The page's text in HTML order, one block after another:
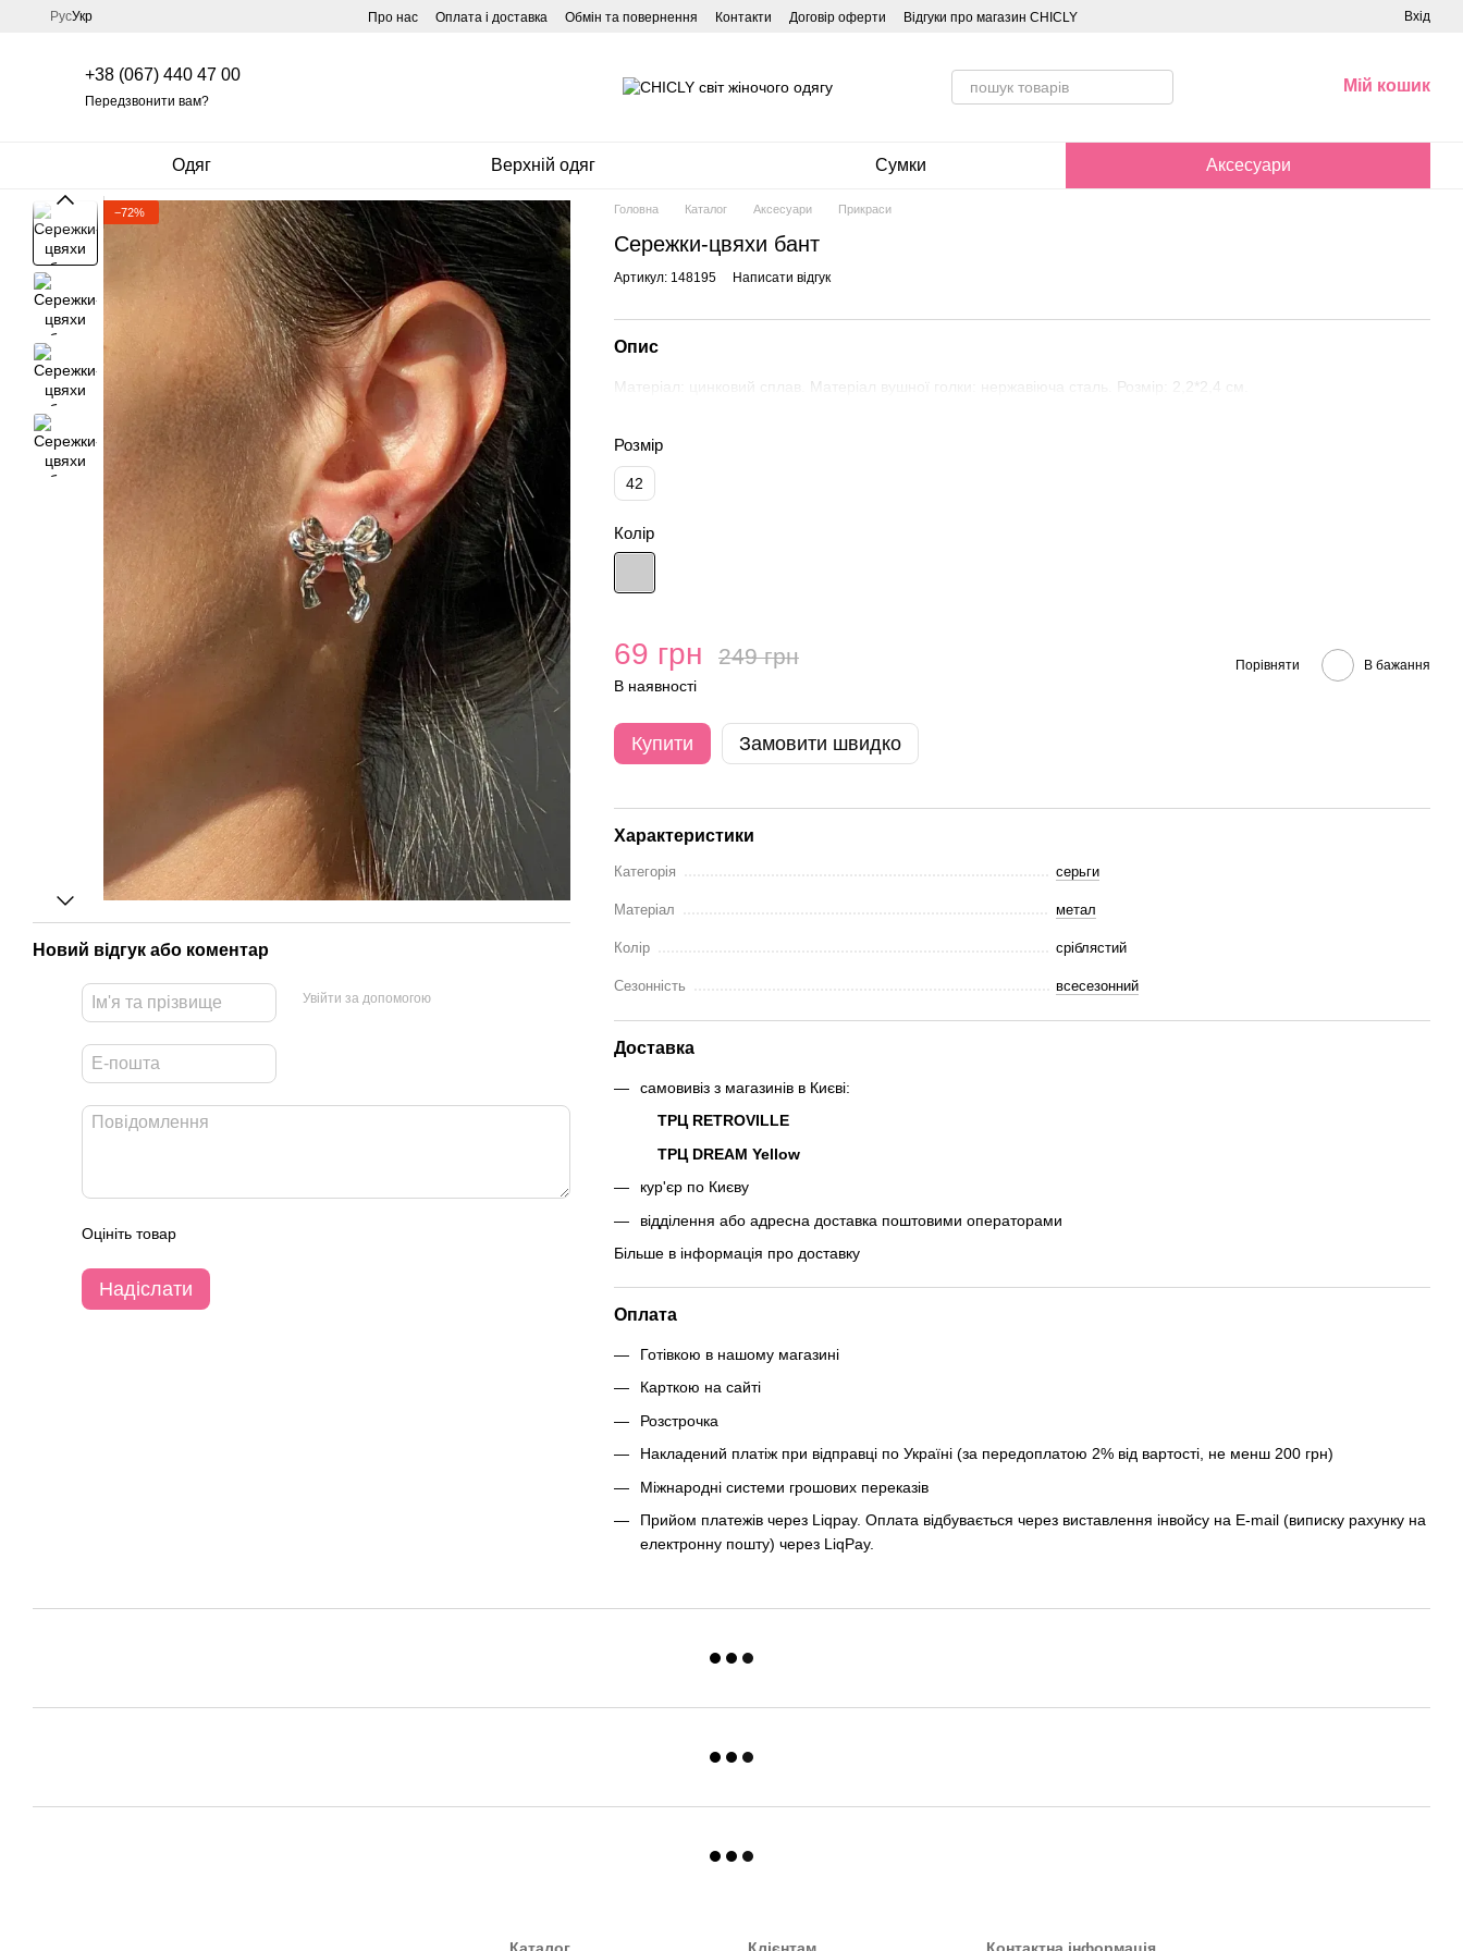
Перейти до основного контенту
РусУкр Про нас Оплата і доставка Обмін та повернення Контакти Договір оферти Відгуки про магазин CHICLY Вхід
+38 (067) 440 47 00
Передзвонити вам?
Мій кошик
Одяг Верхній одяг Сумки Аксесуари
−72%
Новий відгук або коментар
Увійти за допомогою
Оцініть товар
Надіслати
Головна Каталог Аксесуари Прикраси
Сережки-цвяхи бант
Артикул: 148195 Написати відгук
Опис
Матеріал: цинковий сплав. Матеріал вушної голки: нержавіюча сталь. Розмір: 2,2*2,4 см.
Розмір
42
Колір
69 грн 249 грн
В наявності
Порівняти В бажання
Купити Замовити швидко
Характеристики
Категорія серьги
Матеріал метал
Колір сріблястий
Сезонність всесезонний
Доставка
самовивіз з магазинів в Києві:
ТРЦ RETROVILLE
ТРЦ DREAM Yellow
кур'єр по Києву
відділення або адресна доставка поштовими операторами
Більше в інформація про доставку
Оплата
Готівкою в нашому магазині
Карткою на сайті
Розстрочка
Накладений платіж при відправці по Україні (за передоплатою 2% від вартості, не менш 200 грн)
Міжнародні системи грошових переказів
Прийом платежів через Liqpay. Оплата відбувається через виставлення інвойсу на E-mail (виписку рахунку на
електронну пошту) через LiqPay.